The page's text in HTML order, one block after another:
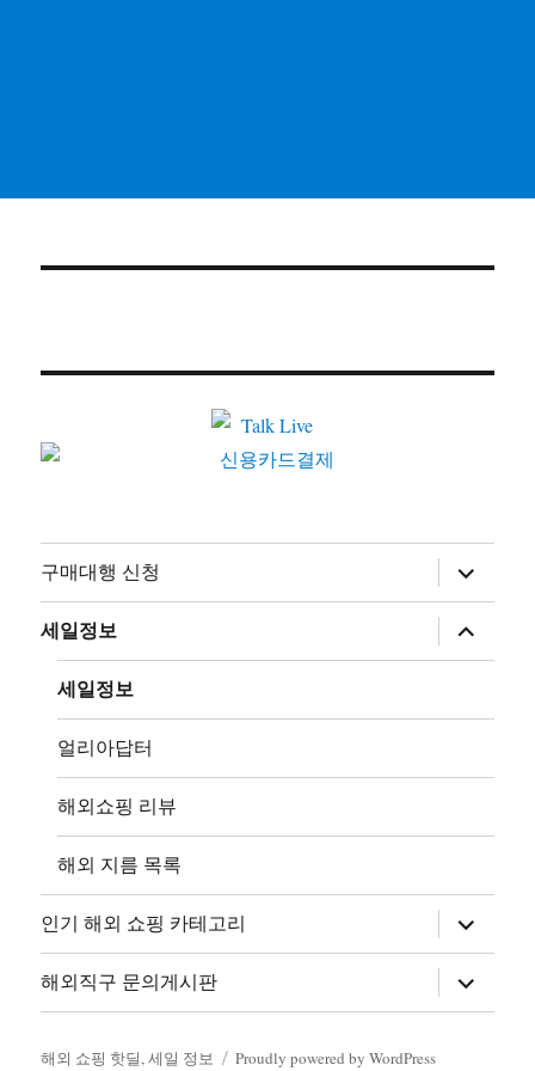
구매대행 신청
하
위
메
뉴
확
장
세일정보
하
위
메
장
세일정보
얼리아답터
해외쇼핑 리뷰
해외 지름 목록
인기 해외 쇼핑 카테고리
하
위
메
뉴
확
장
해외직구 문의게시판
하
위
메
해외 쇼핑 핫딜, 세일 정보 Proudly powered by WordPress